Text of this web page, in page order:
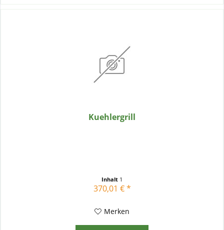
Kuehlergrill
Inhalt 1
370,01 € *
Merken